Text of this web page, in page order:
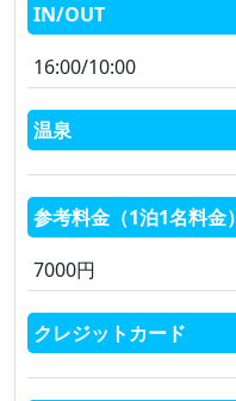
IN/OUT
16:00/10:00
温泉
参考料金（1泊1名料金）
7000円
クレジットカード